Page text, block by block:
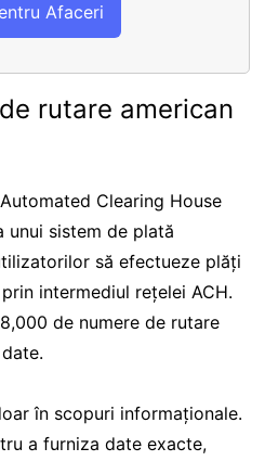
Afaceri
rutare american
Clearing House
unui sistem de plată
să efectueze plăți
intermediul rețelei ACH.
de numere de rutare
în scopuri informaționale.
a furniza date exacte,